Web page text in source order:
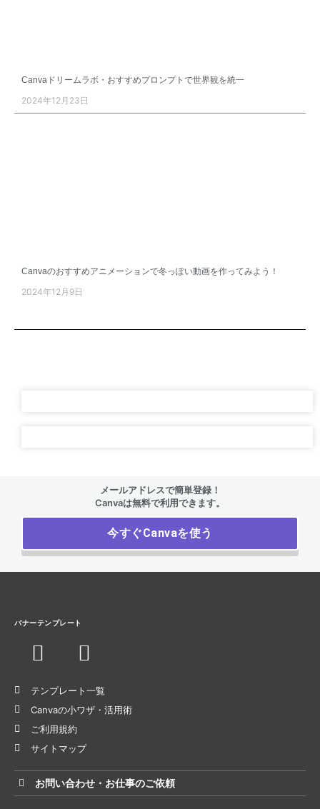
Canvaドリームラボ・おすすめプロンプトで世界観を統一
2024年12月23日
Canvaのおすすめアニメーションで冬っぽい動画を作ってみよう！
2024年12月9日
メールアドレスで簡単登録！
Canvaは無料で利用できます。
今すぐCanvaを使う
バナーテンプレート
テンプレート一覧
Canvaの小ワザ・活用術
ご利用規約
サイトマップ
お問い合わせ・お仕事のご依頼